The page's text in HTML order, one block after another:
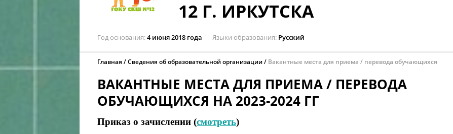
12 Г. ИРКУТСКА
Год основания 4 июня 2018 года Языки образования Русский
Главная Сведения об образовательной организации Вакантные места для приема / перевода обучающихся
ВАКАНТНЫЕ МЕСТА ДЛЯ ПРИЕМА / ПЕРЕВОДА
ОБУЧАЮЩИХСЯ НА 2023-2024 ГГ
Приказ о зачислении (смотреть)